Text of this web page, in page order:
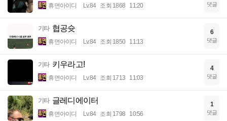
휴면아이디 Lv.84 조회 1868 11:20 댓글
기타 협공슛
휴면아이디 Lv.84 조회 1850 11:13
6
댓글
기타 키우라고!
휴면아이디 Lv.84 조회 1713 11:03
4
댓글
기타 글레디에이터
휴면아이디 Lv.84 조회 1798 10:56
1
댓글